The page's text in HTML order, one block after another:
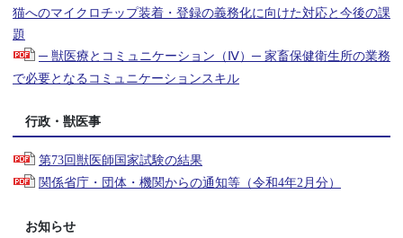
猫へのマイクロチップ装着・登録の義務化に向けた対応と今後の課
題
─ 獣医療とコミュニケーション（Ⅳ）─ 家畜保健衛生所の業務
で必要となるコミュニケーションスキル
行政・獣医事
第73回獣医師国家試験の結果
関係省庁・団体・機関からの通知等（令和4年2月分）
お知らせ